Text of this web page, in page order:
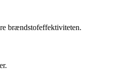
brændstofeffektiviteten.